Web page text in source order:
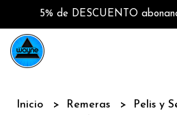
5% de DESCUENTO
Inicio Remeras
Pelis y